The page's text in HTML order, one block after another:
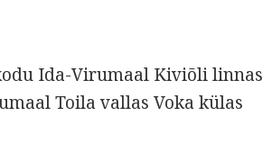
Ida-Virumaal Kiviõli linnas
Toila vallas Voka külas